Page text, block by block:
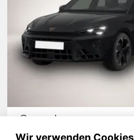
Wir verwenden Cookies